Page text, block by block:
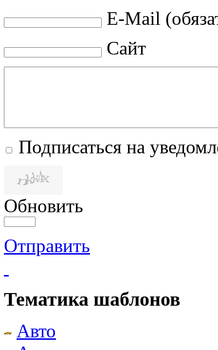
E-Mail
Сайт
Подписаться на
Обновить
Отправить
Тематика шаблонов
Авто